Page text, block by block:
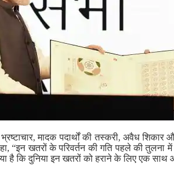
मादक पदार्थों की तस्करी, अवैध
“इन खतरों के परिवर्तन की गति पहले की
है कि दुनिया इन खतरों को हराने के लिए एक